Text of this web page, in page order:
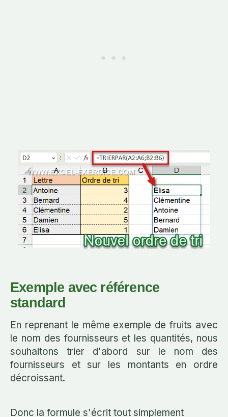
Exemple avec référence
standard
En reprenant le même exemple de fruits avec
le nom des fournisseurs et les quantités, nous
souhaitons trier d'abord sur le nom des
fournisseurs et sur les montants en ordre
décroissant.
Donc la formule s'écrit tout simplement